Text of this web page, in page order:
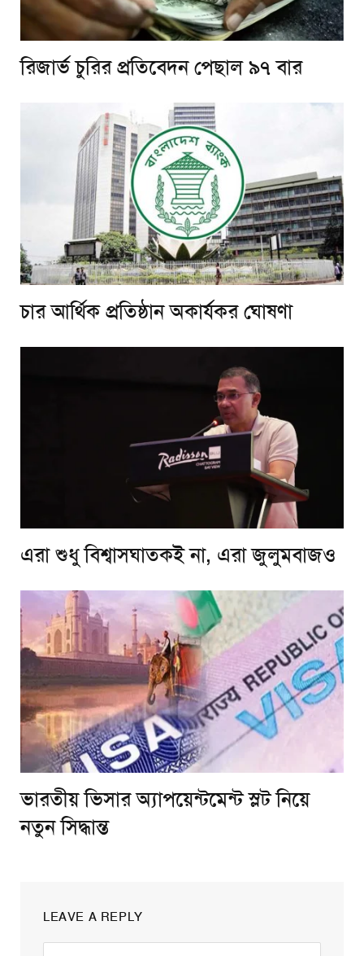
রিজার্ভ চুরির প্রতিবেদন পেছাল ৯৭ বার
চার আর্থিক প্রতিষ্ঠান অকার্যকর ঘোষণা
এরা শুধু বিশ্বাসঘাতকই না, এরা জুলুমবাজও
ভারতীয় ভিসার অ্যাপয়েন্টমেন্ট স্লট নিয়ে
নতুন সিদ্ধান্ত
LEAVE A REPLY